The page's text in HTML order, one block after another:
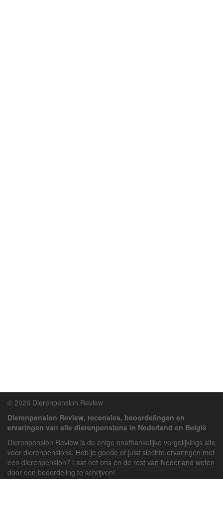
© 2026 Dierenpension Review
Dierenpension Review, recensies, beoordelingen en
ervaringen van alle dierenpensions in Nederland en België
Dierenpension Review is de enige onafhankelijke vergelijkings site
voor dierenpensions. Heb je goede of juist slechte ervaringen met
een dierenpension? Laat het ons en de rest van Nederland weten
door een beoordeling te schrijven!